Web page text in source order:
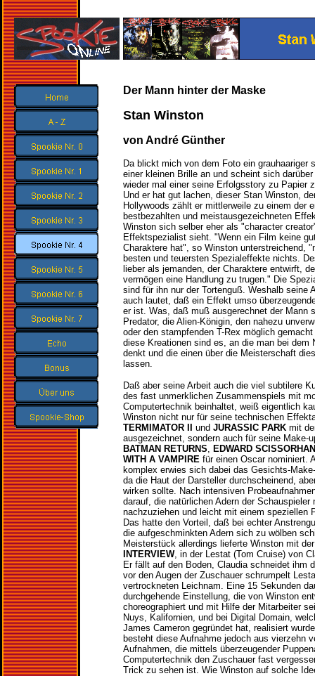
Der Mann hinter der Maske
Stan Winston
von André Günther
Da blickt mich von dem Foto ein grauhaariger
einer kleinen Brille an und scheint sich
wieder mal einer seine Erfolgsstory zu Papier
Und er hat gut lachen, dieser Stan Winston,
Hollywoods zählt er mittlerweile zu einem der
bestbezahlten und meistausgezeichneten
Winston sich selber eher als "character
Effektspezialist sieht. "Wenn ein Film keine
Charaktere hat", so Winston unterstreichend,
besten und teuersten Spezialeffekte nichts.
lieber als jemanden, der Charaktere entwirft,
vermögen eine Handlung zu trugen." Die
sind für ihn nur der Tortenguß. Weshalb seine
auch lautet, daß ein Effekt umso
er ist. Was, daß muß ausgerechnet der Mann
Predator, die Alien-Königin, den nahezu
oder den stampfenden T-Rex möglich
diese Kreationen sind es, an die man bei dem
denkt und die einen über die Meisterschaft
lassen.
Daß aber seine Arbeit auch die viel subtilere
des fast unmerklichen Zusammenspiels mit
Computertechnik beinhaltet, weiß eigentlich
Winston nicht nur für seine technischen
TERMIMATOR II
und JURASSIC PARK mit
ausgezeichnet, sondern auch für seine Make-
BATMAN RETURNS, EDWARD
WITH A VAMPIRE für einen Oscar nominiert.
komplex erwies sich dabei das Gesichts-
da die Haut der Darsteller durchscheinend,
wirken sollte. Nach intensiven
darauf, die natürlichen Adern der Schauspieler
nachzuziehen und leicht mit einem speziellen
Das hatte den Vorteil, daß bei echter
die aufgeschminkten Adern sich zu wölben
Meisterstück allerdings lieferte Winston mit
INTERVIEW, in der Lestat (Tom Cruise) von
Er fällt auf den Boden, Claudia schneidet ihm
vor den Augen der Zuschauer schrumpelt
vertrockneten Leichnam. Eine 15 Sekunden
durchgehende Einstellung, die von Winston
choreographiert und mit Hilfe der Mitarbeiter
Nuys, Kalifornien, und bei Digital Domain,
James Cameron gegründet hat, realisiert
besteht diese Aufnahme jedoch aus vierzehn
Aufnahmen, die mittels überzeugender
Computertechnik den Zuschauer fast
Trick zu sehen ist. Wie Winston auf solche